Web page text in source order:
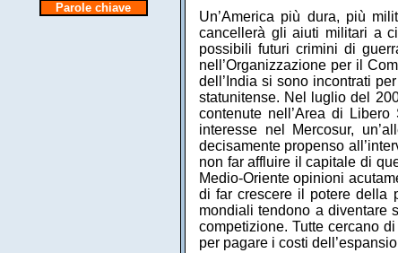
Parole chiave
Un’America più dura, più
cancellerà gli aiuti militari a
possibili futuri crimini di
nell’Organizzazione per il
dell’India si sono incontrati
statunitense. Nel luglio del
contenute nell’Area di
interesse nel Mercosur,
decisamente propenso
non far affluire il capitale di
Medio-Oriente opinioni
di far crescere il potere della
mondiali tendono a diventare
competizione. Tutte cercano
per pagare i costi